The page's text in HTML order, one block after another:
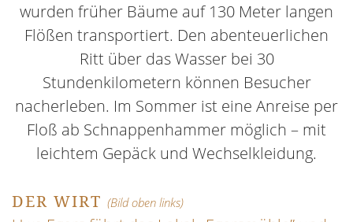
wurden früher Bäume auf 130 Meter langen
Flößen transportiert. Den abenteuerlichen
Ritt über das Wasser bei 30
Stundenkilometern können Besucher
nacherleben. Im Sommer ist eine Anreise per
Floß ab Schnappenhammer möglich – mit
leichtem Gepäck und Wechselkleidung.
DER WIRT (Bild oben links)